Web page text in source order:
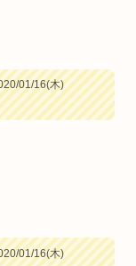
01/16(木)
01/16(木)